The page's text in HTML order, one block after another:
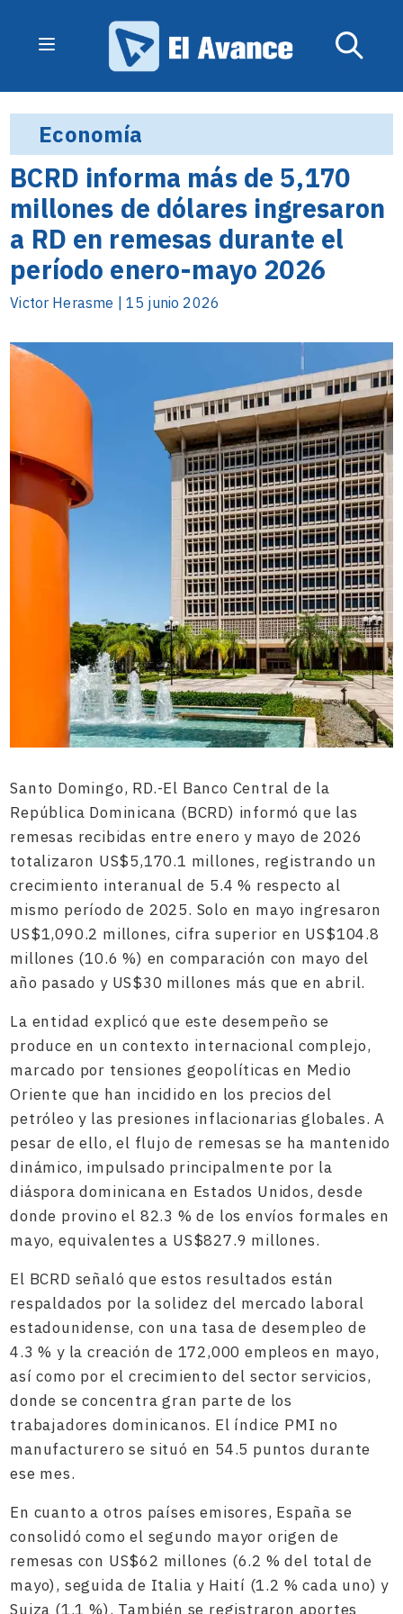
Economía
BCRD informa más de 5,170
millones de dólares ingresaron
a RD en remesas durante el
período enero-mayo 2026
Victor Herasme | 15 junio 2026
Santo Domingo, RD.-El Banco Central de la
República Dominicana (BCRD) informó que las
remesas recibidas entre enero y mayo de 2026
totalizaron US$5,170.1 millones, registrando un
crecimiento interanual de 5.4 % respecto al
mismo período de 2025. Solo en mayo ingresaron
US$1,090.2 millones, cifra superior en US$104.8
millones (10.6 %) en comparación con mayo del
año pasado y US$30 millones más que en abril.
La entidad explicó que este desempeño se
produce en un contexto internacional complejo,
marcado por tensiones geopolíticas en Medio
Oriente que han incidido en los precios del
petróleo y las presiones inflacionarias globales. A
pesar de ello, el flujo de remesas se ha mantenido
dinámico, impulsado principalmente por la
diáspora dominicana en Estados Unidos, desde
donde provino el 82.3 % de los envíos formales en
mayo, equivalentes a US$827.9 millones.
El BCRD señaló que estos resultados están
respaldados por la solidez del mercado laboral
estadounidense, con una tasa de desempleo de
4.3 % y la creación de 172,000 empleos en mayo,
así como por el crecimiento del sector servicios,
donde se concentra gran parte de los
trabajadores dominicanos. El índice PMI no
manufacturero se situó en 54.5 puntos durante
ese mes.
En cuanto a otros países emisores, España se
consolidó como el segundo mayor origen de
remesas con US$62 millones (6.2 % del total de
mayo), seguida de Italia y Haití (1.2 % cada uno) y
Suiza (1.1 %). También se registraron aportes